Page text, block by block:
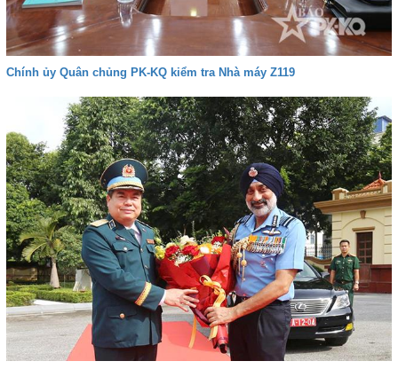
Chính ủy Quân chủng PK-KQ kiểm tra Nhà máy Z119